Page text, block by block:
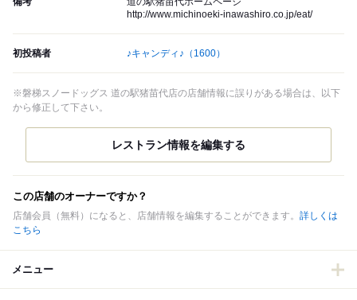
http://www.michinoeki-inawashiro.co.jp/eat/
初投稿者 ♪キャンディ♪ （1600）
※磐梯スノードッグス 道の駅猪苗代店の店舗情報に誤りがある場合は、以下
から修正して下さい。
この店舗のオーナーですか？
店舗会員（無料）になると、店舗情報を編集することができます。 詳しくは
こちら
メニュー